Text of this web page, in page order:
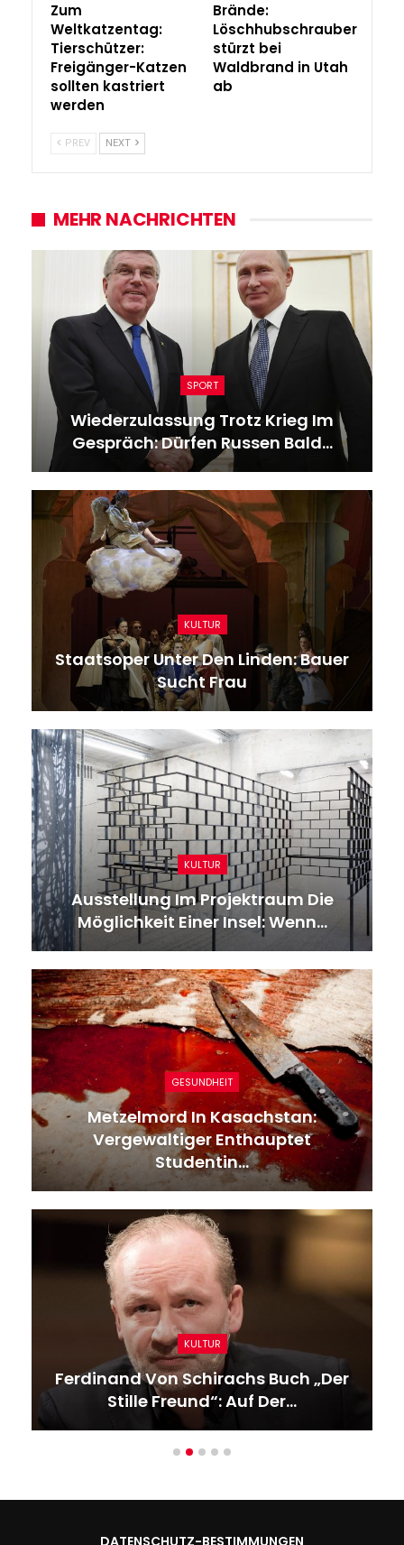
Zum
Weltkatzentag:
Tierschützer:
Freigänger-Katzen
sollten kastriert
werden
Brände:
Löschhubschrauber
stürzt bei
Waldbrand in Utah
ab
PREV NEXT
MEHR NACHRICHTEN
SPORT
Wiederzulassung Trotz Krieg Im
Gespräch: Dürfen Russen Bald…
KULTUR
Staatsoper Unter Den Linden: Bauer
Sucht Frau
KULTUR
Ausstellung Im Projektraum Die
Möglichkeit Einer Insel: Wenn…
GESUNDHEIT
Metzelmord In Kasachstan:
Vergewaltiger Enthauptet
Studentin…
KULTUR
Ferdinand Von Schirachs Buch „Der
Stille Freund“: Auf Der…